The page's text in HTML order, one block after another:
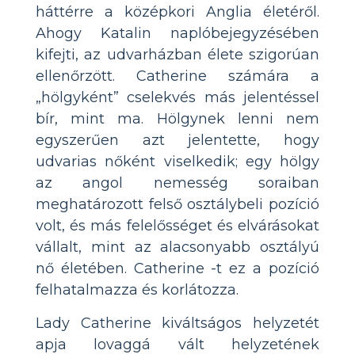
háttérre a középkori Anglia életéről.
Ahogy Katalin naplóbejegyzésében
kifejti, az udvarházban élete szigorúan
ellenőrzött. Catherine számára a
„hölgyként” cselekvés más jelentéssel
bír, mint ma. Hölgynek lenni nem
egyszerűen azt jelentette, hogy
udvarias nőként viselkedik; egy hölgy
az angol nemesség soraiban
meghatározott felső osztálybeli pozíció
volt, és más felelősséget és elvárásokat
vállalt, mint az alacsonyabb osztályú
nő életében. Catherine -t ez a pozíció
felhatalmazza és korlátozza.
Lady Catherine kiváltságos helyzetét
apja lovaggá vált helyzetének